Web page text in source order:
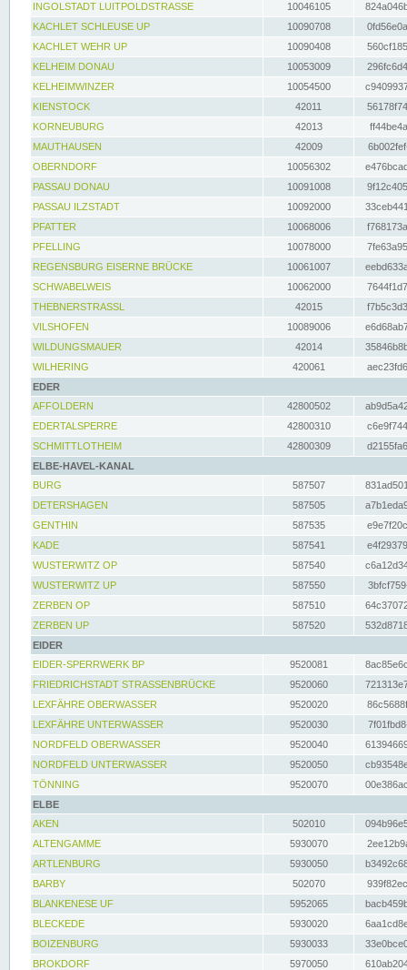
INGOLSTADT LUITPOLDSTRASSE
10046105
KACHLET SCHLEUSE UP
10090708
KACHLET WEHR UP
10090408
KELHEIM DONAU
10053009
KELHEIMWINZER
10054500
KIENSTOCK
42011
KORNEUBURG
42013
MAUTHAUSEN
42009
OBERNDORF
10056302
PASSAU DONAU
10091008
PASSAU ILZSTADT
10092000
PFATTER
10068006
PFELLING
10078000
REGENSBURG EISERNE BRÜCKE
10061007
SCHWABELWEIS
10062000
THEBNERSTRASSL
42015
VILSHOFEN
10089006
WILDUNGSMAUER
42014
WILHERING
420061
EDER
AFFOLDERN
42800502
EDERTALSPERRE
42800310
SCHMITTLOTHEIM
42800309
ELBE-HAVEL-KANAL
BURG
587507
DETERSHAGEN
587505
GENTHIN
587535
KADE
587541
WUSTERWITZ OP
587540
WUSTERWITZ UP
587550
ZERBEN OP
587510
ZERBEN UP
587520
EIDER
EIDER-SPERRWERK BP
9520081
FRIEDRICHSTADT STRASSENBRÜCKE
9520060
LEXFÄHRE OBERWASSER
9520020
LEXFÄHRE UNTERWASSER
9520030
NORDFELD OBERWASSER
9520040
NORDFELD UNTERWASSER
9520050
TÖNNING
9520070
ELBE
AKEN
502010
ALTENGAMME
5930070
ARTLENBURG
5930050
BARBY
502070
BLANKENESE UF
5952065
BLECKEDE
5930020
BOIZENBURG
5930033
BROKDORF
5970050